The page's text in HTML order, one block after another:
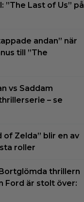
”The Last of Us” på
andan” när
till ”The
vs Saddam
– se
of Zelda” blir en av
roller
thrillern
Ford är stolt över: